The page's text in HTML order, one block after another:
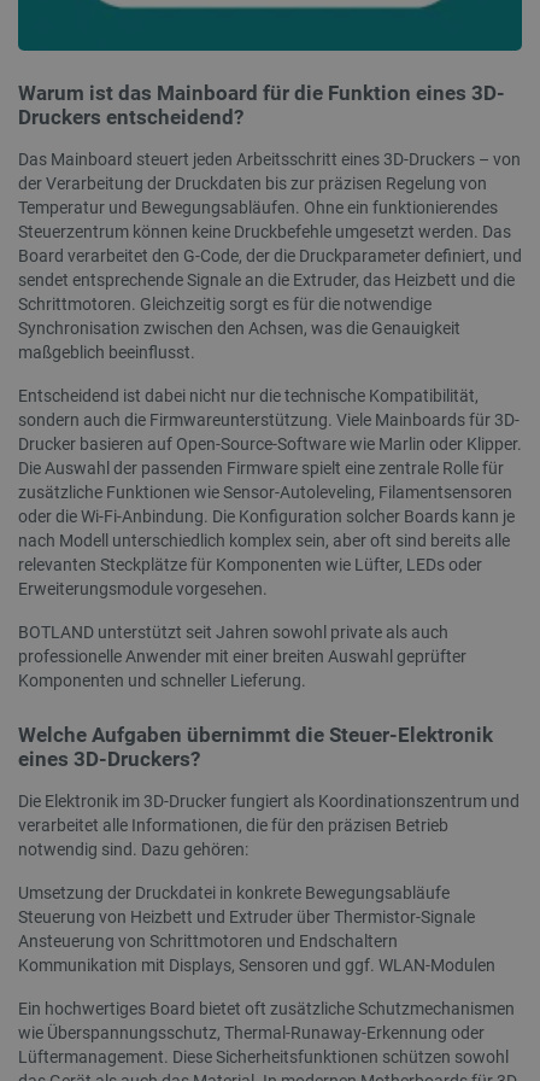
Warum ist das Mainboard für die Funktion eines 3D-
Druckers entscheidend?
Das Mainboard steuert jeden Arbeitsschritt eines 3D-Druckers – von
der Verarbeitung der Druckdaten bis zur präzisen Regelung von
Temperatur und Bewegungsabläufen. Ohne ein funktionierendes
Steuerzentrum können keine Druckbefehle umgesetzt werden. Das
Board verarbeitet den G-Code, der die Druckparameter definiert, und
sendet entsprechende Signale an die Extruder, das Heizbett und die
Schrittmotoren. Gleichzeitig sorgt es für die notwendige
Synchronisation zwischen den Achsen, was die Genauigkeit
maßgeblich beeinflusst.
Entscheidend ist dabei nicht nur die technische Kompatibilität,
sondern auch die Firmwareunterstützung. Viele Mainboards für 3D-
Drucker basieren auf Open-Source-Software wie Marlin oder Klipper.
Die Auswahl der passenden Firmware spielt eine zentrale Rolle für
zusätzliche Funktionen wie Sensor-Autoleveling, Filamentsensoren
oder die Wi-Fi-Anbindung. Die Konfiguration solcher Boards kann je
nach Modell unterschiedlich komplex sein, aber oft sind bereits alle
relevanten Steckplätze für Komponenten wie Lüfter, LEDs oder
Erweiterungsmodule vorgesehen.
BOTLAND unterstützt seit Jahren sowohl private als auch
professionelle Anwender mit einer breiten Auswahl geprüfter
Komponenten und schneller Lieferung.
Welche Aufgaben übernimmt die Steuer-Elektronik
eines 3D-Druckers?
Die Elektronik im 3D-Drucker fungiert als Koordinationszentrum und
verarbeitet alle Informationen, die für den präzisen Betrieb
notwendig sind. Dazu gehören:
Umsetzung der Druckdatei in konkrete Bewegungsabläufe
Steuerung von Heizbett und Extruder über Thermistor-Signale
Ansteuerung von Schrittmotoren und Endschaltern
Kommunikation mit Displays, Sensoren und ggf. WLAN-Modulen
Ein hochwertiges Board bietet oft zusätzliche Schutzmechanismen
wie Überspannungsschutz, Thermal-Runaway-Erkennung oder
Lüftermanagement. Diese Sicherheitsfunktionen schützen sowohl
LaSID
_smvs .botland.de
critCartData botland.de
PHPSESSID